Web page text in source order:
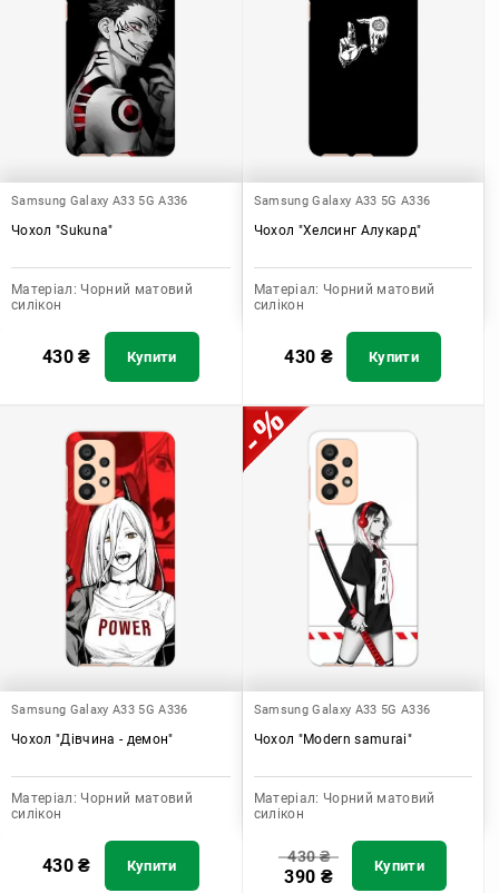
Samsung Galaxy A33 5G A336
Чохол "Sukuna"
Матеріал: Чорний матовий
силікон
430₴ Купити
Samsung Galaxy A33 5G A336
Чохол "Хелсинг Алукард"
Матеріал: Чорний матовий
силікон
430 ₴ Купити
Samsung Galaxy A33 5G A336
Чохол "Дівчина - демон"
Матеріал: Чорний матовий
силікон
430₴ Купити
Samsung Galaxy A33 5G A336
Чохол "Modern samurai"
Матеріал: Чорний матовий
силікон
430₴
390 ₴ Купити